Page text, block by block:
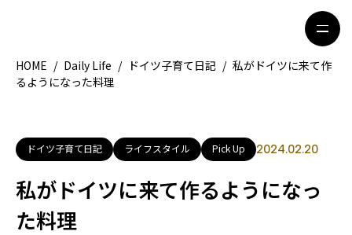
地域別ガイド
グルメ
観光ガイド
留学＆キャリア
ライフスタイル
HOME / Daily Life / ドイツ子育て日記 / 私がドイツに来て作
るようになった料理
ドイツ子育て日記 ライフスタイル Pick Up 2024.02.20
私がドイツに来て作るようになっ
た料理